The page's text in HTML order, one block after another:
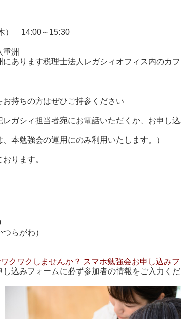
） 14:00～15:30
重洲
にあります税理士法人レガシィオフィス内のカフ
お持ちの方はぜひご持参ください
ガシィ担当者宛にお電話いただくか、お申し
、本勉強会の運用にのみ利用いたします。）
ります。
らがわ）
クワクしませんか？ スマホ勉強会お申し込み
し込みフォームに必ず参加者の情報をご入力くだ